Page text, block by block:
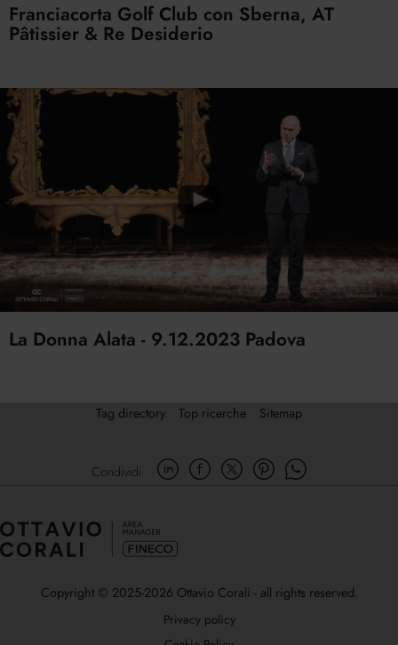
Franciacorta Golf Club con Sberna, AT
Pâtissier & Re Desiderio
La Donna Alata - 9.12.2023 Padova
Tag directory Top ricerche Sitemap
Condividi
Copyright © 2025-2026 Ottavio Corali - all rights reserved.
Privacy policy